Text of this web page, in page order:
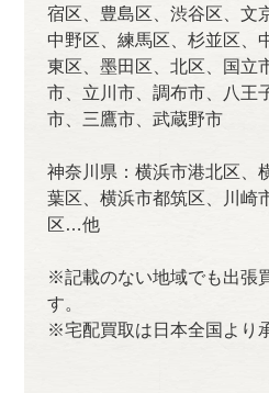
宿区、豊島区、渋谷区、文
中野区、練馬区、杉並区、
東区、墨田区、北区、国立
市、立川市、調布市、八王
市、三鷹市、武蔵野市
神奈川県：横浜市港北区、
葉区、横浜市都筑区、川崎
区…他
※記載のない地域でも出張
す。
※宅配買取は日本全国より